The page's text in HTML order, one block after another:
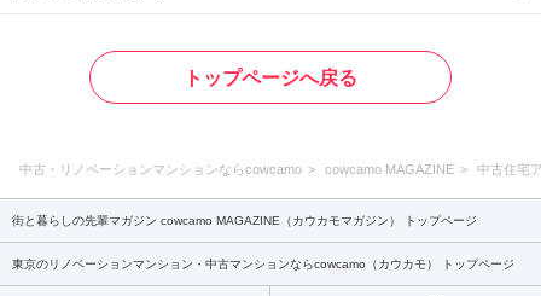
トップページへ戻る
中古・リノベーションマンションならcowcamo cowcamo MAGAZINE 中古住宅
街と暮らしの先輩マガジン cowcamo MAGAZINE（カウカモマガジン） トップページ
東京のリノベーションマンション・中古マンションならcowcamo（カウカモ） トップページ